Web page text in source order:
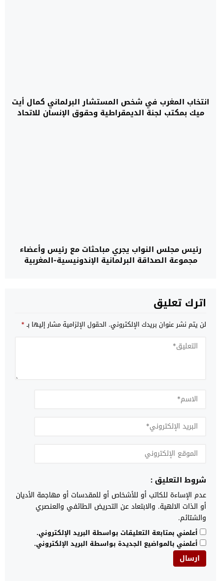
انتخاب المغرب في شخص المستشار البرلماني كمال أيت
ميك بمكتب لجنة الديمقراطية وحقوق الإنسان للاتحاد
رئيس مجلس النواب يجري مباحثات مع رئيس وأعضاء
مجموعة الصداقة البرلمانية الإندونيسية-المغربية
اترك تعليق
لن يتم نشر عنوان بريدك الإلكتروني. الحقول الإلزامية مشار إليها بـ*
شروط التعليق :
عدم الإساءة للكاتب أو للأشخاص أو للمقدسات أو مهاجمة الأديان
أو الذات الالهية. والابتعاد عن التحريض الطائفي والعنصري
والشتائم.
أعلمني بمتابعة التعليقات بواسطة البريد الإلكتروني.
أعلمني بالمواضيع الجديدة بواسطة البريد الإلكتروني.